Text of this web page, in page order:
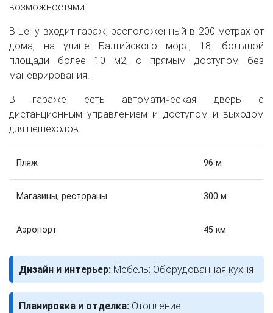
возможностями.
В цену входит гараж, расположенный в 200 метрах от
дома, на улице Балтийского моря, 18. большой
площади более 10 м2, с прямым доступом без
маневрирования.
В гараже есть автоматическая дверь с
дистанционным управлением и доступом и выходом
для пешеходов.
Пляж 96 м
Магазины, рестораны 300 м
Аэропорт 45 км
Дизайн и интерьер: Мебель; Оборудованная кухня
Планировка и отделка: Отопление